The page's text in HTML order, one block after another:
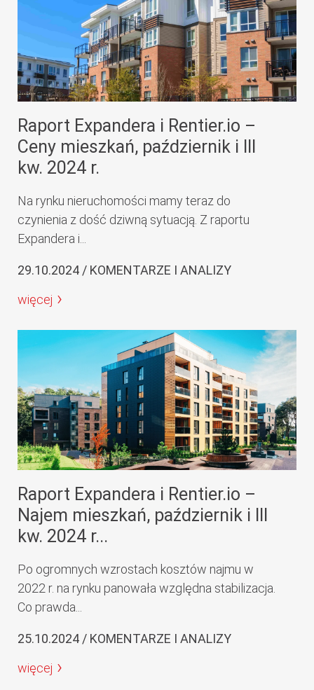
Raport Expandera i Rentier.io –
Ceny mieszkań, październik i III
kw. 2024 r.
Na rynku nieruchomości mamy teraz do
czynienia z dość dziwną sytuacją. Z raportu
Expandera i...
29.10.2024 / KOMENTARZE I ANALIZY
więcej
Raport Expandera i Rentier.io –
Najem mieszkań, październik i III
kw. 2024 r...
Po ogromnych wzrostach kosztów najmu w
2022 r. na rynku panowała względna stabilizacja.
Co prawda...
25.10.2024 / KOMENTARZE I ANALIZY
więcej